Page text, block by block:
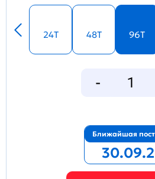
24T 48T 96T
Ближайшая